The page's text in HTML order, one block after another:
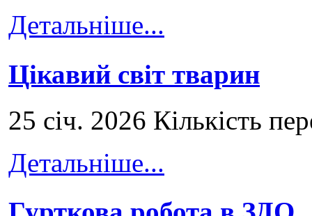
Детальніше...
Цікавий світ тварин
25 січ. 2026 Кількість
Детальніше...